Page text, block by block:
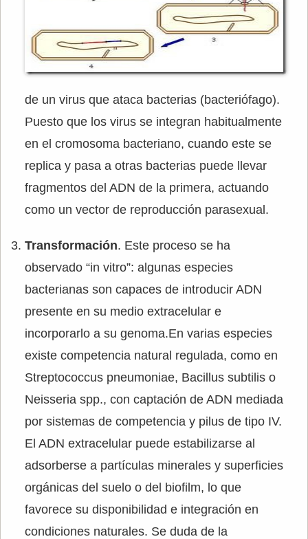
de un virus que ataca bacterias (bacteriófago).
Puesto que los virus se integran habitualmente
en el cromosoma bacteriano, cuando este se
replica y pasa a otras bacterias puede llevar
fragmentos del ADN de la primera, actuando
como un vector de reproducción parasexual.
Transformación. Este proceso se ha
observado “in vitro”: algunas especies
bacterianas son capaces de introducir ADN
presente en su medio extracelular e
incorporarlo a su genoma.En varias especies
existe competencia natural regulada, como en
Streptococcus pneumoniae, Bacillus subtilis o
Neisseria spp., con captación de ADN mediada
por sistemas de competencia y pilus de tipo IV.
El ADN extracelular puede estabilizarse al
adsorberse a partículas minerales y superficies
orgánicas del suelo o del biofilm, lo que
favorece su disponibilidad e integración en
condiciones naturales. Se duda de la